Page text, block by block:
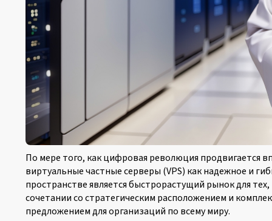
По мере того, как цифровая революция продвигается
виртуальные частные серверы (VPS) как надежное и
пространстве является быстрорастущий рынок для
сочетании со стратегическим расположением и
предложением для организаций по всему миру.